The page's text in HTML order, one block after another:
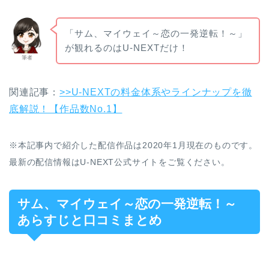
筆者
「サム、マイウェイ～恋の一発逆転！～」
が観れるのはU-NEXTだけ！
関連記事： >>U-NEXTの料金体系やラインナップを徹
底解説！【作品数No.1】
※本記事内で紹介した配信作品は2020年1月現在のものです。
最新の配信情報はU-NEXT公式サイトをご覧ください。
サム、マイウェイ～恋の一発逆転！～
あらすじと口コミまとめ